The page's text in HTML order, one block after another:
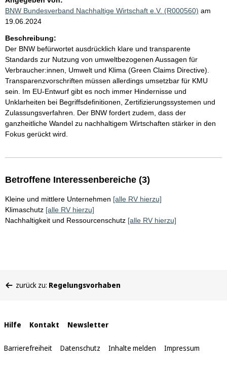
BNW Bundesverband Nachhaltige Wirtschaft e.V. (R000560) am
19.06.2024
Beschreibung:
Der BNW befürwortet ausdrücklich klare und transparente
Standards zur Nutzung von umweltbezogenen Aussagen für
Verbraucher:innen, Umwelt und Klima (Green Claims Directive).
Transparenzvorschriften müssen allerdings umsetzbar für KMU
sein. Im EU-Entwurf gibt es noch immer Hindernisse und
Unklarheiten bei Begriffsdefinitionen, Zertifizierungssystemen und
Zulassungsverfahren. Der BNW fordert zudem, dass der
ganzheitliche Wandel zu nachhaltigem Wirtschaften stärker in den
Fokus gerückt wird.
Betroffene Interessenbereiche (3)
Kleine und mittlere Unternehmen [alle RV hierzu]
Klimaschutz [alle RV hierzu]
Nachhaltigkeit und Ressourcenschutz [alle RV hierzu]
befinden
zurück zu: Regelungsvorhaben
Interne
Links
Hilfe Kontakt Newsletter
Barrierefreiheit Datenschutz Inhalte melden Impressum